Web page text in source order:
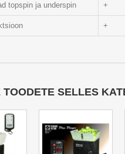
topspin ja underspin +
+
TOODETE SELLES